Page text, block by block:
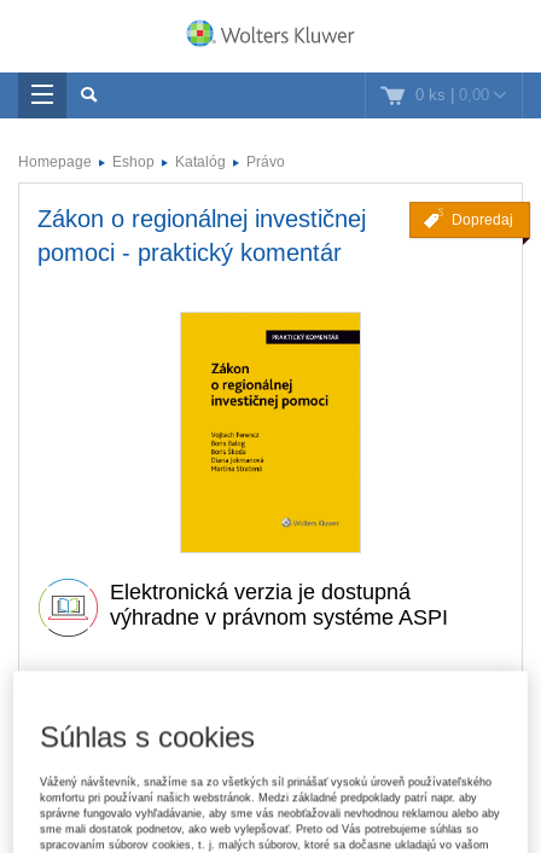
0 ks | 0,00
Homepage Eshop Katalóg Právo
Dopredaj
Zákon o regionálnej investičnej
pomoci - praktický komentár
Elektronická verzia je dostupná
výhradne v právnom systéme ASPI
Dopredaj- expedujeme ihneď. U vás do 3
prac. dní
Upozorňujeme, že v období od 1. 8. do 21. 8. z technických
dôvodov nemôžeme vystavovať daňové doklady. Budú vám
zaslané dodatočne e‑mailom.
Súhlas s cookies
Vážený návštevník, snažíme sa zo všetkých síl prinášať vysokú úroveň používateľského
komfortu pri používaní našich webstránok. Medzi základné predpoklady patrí napr. aby
správne fungovalo vyhľadávanie, aby sme vás neobťažovali nevhodnou reklamou alebo aby
sme mali dostatok podnetov, ako web vylepšovať. Preto od Vás potrebujeme súhlas so
spracovaním súborov cookies, t. j. malých súborov, ktoré sa dočasne ukladajú vo vašom